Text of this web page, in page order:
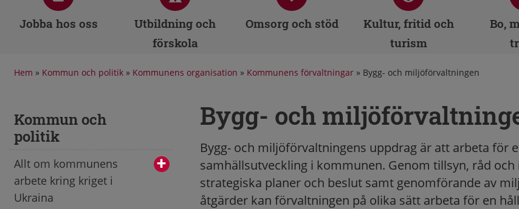
Jobba hos oss
Utbildning och
förskola
Omsorg och stöd
Kultur, fritid och
turism
Bo,
Hem » Kommun och politik » Kommunens organisation » Kommunens förvaltningar » Bygg- och miljöförvaltningen
Kommun och
politik
Allt om kommunens
arbete kring kriget i
Ukraina
Bygg- och
Bygg- och miljöförvaltningens uppdrag är att arbeta för
samhällsutveckling i kommunen. Genom tillsyn, råd
strategiska planer och beslut samt genomförande av
åtgärder kan förvaltningen på olika sätt arbeta för en